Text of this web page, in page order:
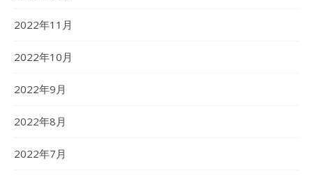
2022年11月
2022年10月
2022年9月
2022年8月
2022年7月